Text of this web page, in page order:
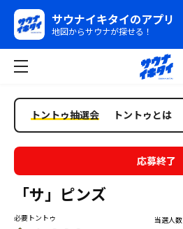
サウナイキタイのアプリ
地図からサウナが探せる！
トントゥ抽選会 トントゥとは
応募終了
「サ」ピンズ
必要トントゥ 当選人数